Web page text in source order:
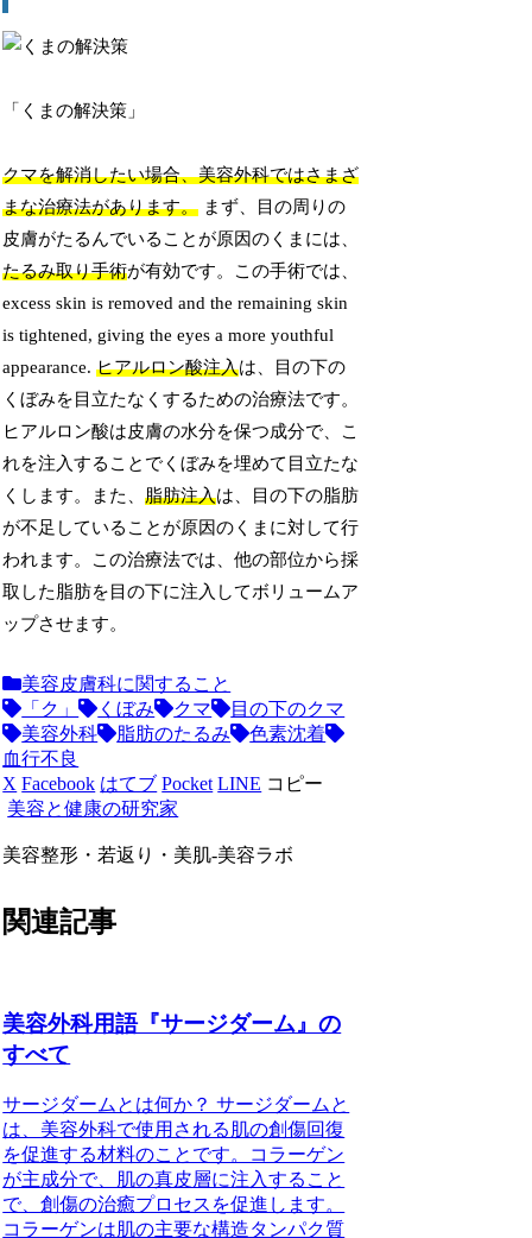
「くまの解決策」
クマを解消したい場合、美容外科ではさまざ
まな治療法があります。 まず、目の周りの
皮膚がたるんでいることが原因のくまには、
たるみ取り手術が有効です。この手術では、
excess skin is removed and the remaining skin
is tightened, giving the eyes a more youthful
appearance.ヒアルロン酸注入は、目の下の
くぼみを目立たなくするための治療法です。
ヒアルロン酸は皮膚の水分を保つ成分で、こ
れを注入することでくぼみを埋めて目立たな
くします。また、脂肪注入は、目の下の脂肪
が不足していることが原因のくまに対して行
われます。この治療法では、他の部位から採
取した脂肪を目の下に注入してボリュームア
ップさせます。
美容皮膚科に関すること
「ク」
くぼみ クマ
目の下のクマ
美容外科
脂肪のたるみ
色素沈着
血行不良
X Facebook はてブ Pocket LINE コピー
美容と健康の研究家
美容整形・若返り・美肌-美容ラボ
関連記事
美容外科用語『サージダーム』の
すべて
サージダームとは何か？ サージダームと
は、美容外科で使用される肌の創傷回復
を促進する材料のことです。コラーゲン
が主成分で、肌の真皮層に注入すること
で、創傷の治癒プロセスを促進します。
コラーゲンは肌の主要な構造タンパク質